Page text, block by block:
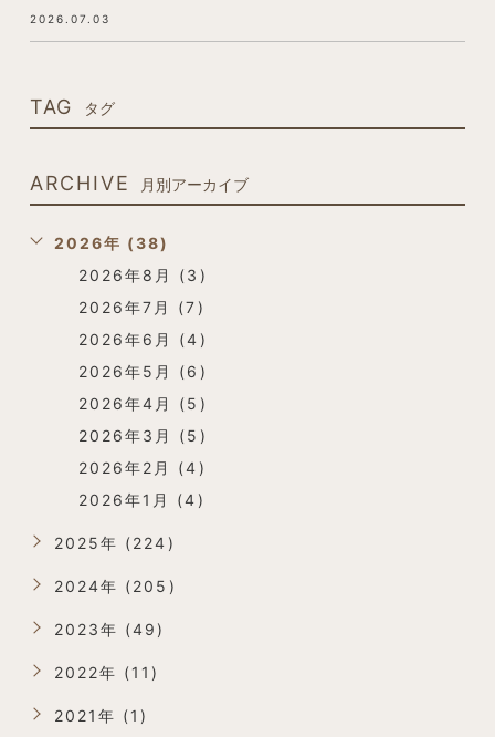
2026.07.03
TAG タグ
ARCHIVE 月別アーカイブ
2026年 (38)
2026年8月 (3)
2026年7月 (7)
2026年6月 (4)
2026年5月 (6)
2026年4月 (5)
2026年3月 (5)
2026年2月 (4)
2026年1月 (4)
2025年 (224)
2024年 (205)
2023年 (49)
2022年 (11)
2021年 (1)